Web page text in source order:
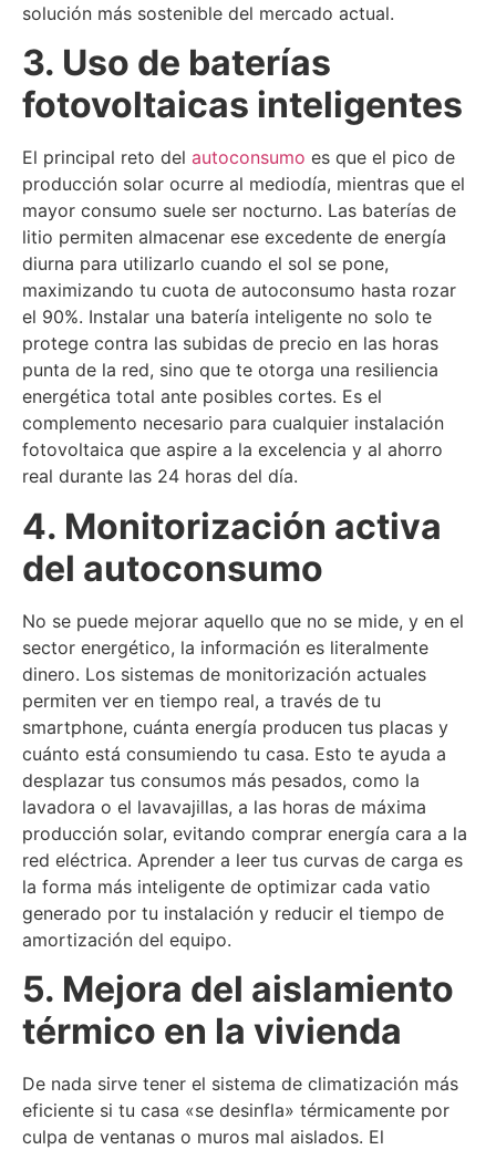
solución más sostenible del mercado actual.
3. Uso de baterías
fotovoltaicas inteligentes
El principal reto del autoconsumo es que el pico de
producción solar ocurre al mediodía, mientras que el
mayor consumo suele ser nocturno. Las baterías de
litio permiten almacenar ese excedente de energía
diurna para utilizarlo cuando el sol se pone,
maximizando tu cuota de autoconsumo hasta rozar
el 90%. Instalar una batería inteligente no solo te
protege contra las subidas de precio en las horas
punta de la red, sino que te otorga una resiliencia
energética total ante posibles cortes. Es el
complemento necesario para cualquier instalación
fotovoltaica que aspire a la excelencia y al ahorro
real durante las 24 horas del día.
4. Monitorización activa
del autoconsumo
No se puede mejorar aquello que no se mide, y en el
sector energético, la información es literalmente
dinero. Los sistemas de monitorización actuales
permiten ver en tiempo real, a través de tu
smartphone, cuánta energía producen tus placas y
cuánto está consumiendo tu casa. Esto te ayuda a
desplazar tus consumos más pesados, como la
lavadora o el lavavajillas, a las horas de máxima
producción solar, evitando comprar energía cara a la
red eléctrica. Aprender a leer tus curvas de carga es
la forma más inteligente de optimizar cada vatio
generado por tu instalación y reducir el tiempo de
amortización del equipo.
5. Mejora del aislamiento
térmico en la vivienda
De nada sirve tener el sistema de climatización más
eficiente si tu casa «se desinfla» térmicamente por
culpa de ventanas o muros mal aislados. El